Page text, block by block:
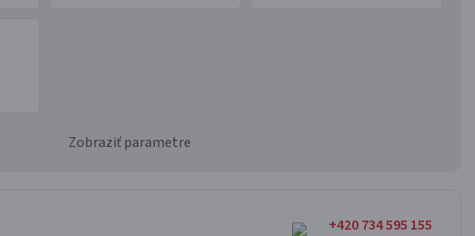
Zobraziť parametre
+420 734 595 155